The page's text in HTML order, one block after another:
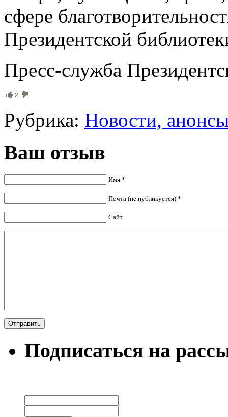
сфере
Президентской
Пресс-служба
2
Рубрика: Новости,
Ваш отзыв
Имя *
Почта (не публикуется) *
Сайт
Подписаться на